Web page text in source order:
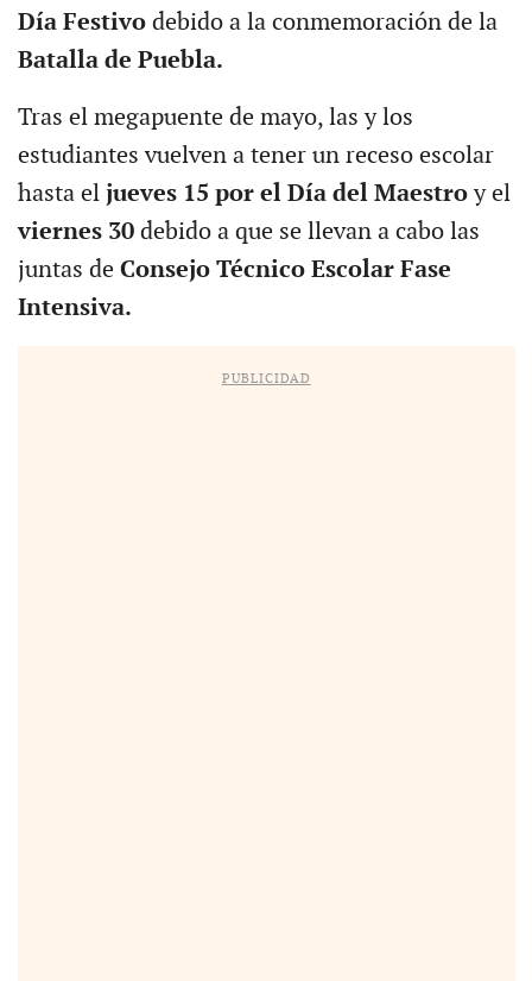
Día Festivo debido a la conmemoración de la
Batalla de Puebla.
Tras el megapuente de mayo, las y los
estudiantes vuelven a tener un receso escolar
hasta eljueves 15 por el Día del Maestroy el
viernes 30debido a que se llevan a cabo las
juntas deConsejo Técnico Escolar Fase
Intensiva.
PUBLICIDAD